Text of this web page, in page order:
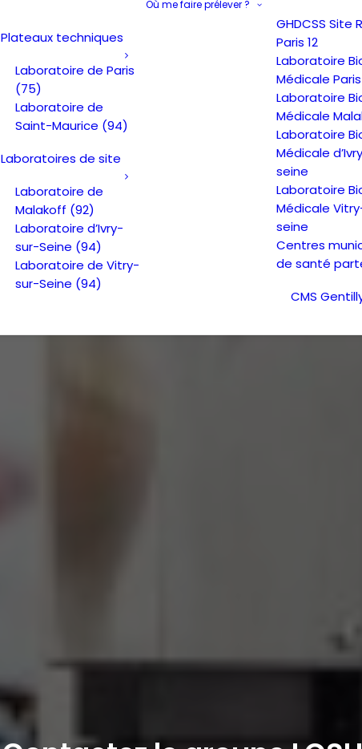
Plateaux techniques
Laboratoire de Paris
(75)
Laboratoire de
Saint-Maurice (94)
Laboratoires de site
Laboratoire de
Malakoff (92)
Laboratoire d’Ivry-
sur-Seine (94)
Laboratoire de Vitry-
sur-Seine (94)
Où me faire prélever ?
GHDCSS Site
Paris 12
Laboratoire
Médicale
Laboratoire
Médicale
Laboratoire
Médicale
seine
Laboratoire
Médicale
seine
Centres
de santé
CMS